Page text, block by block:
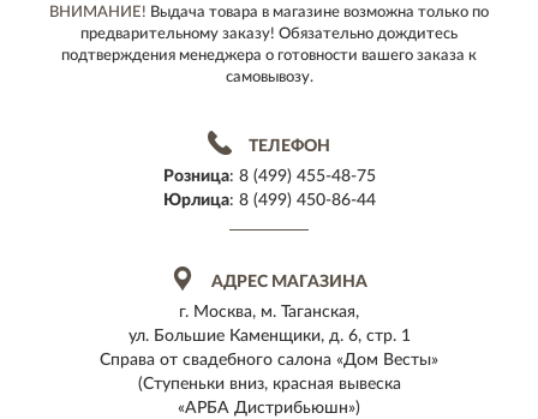
ВНИМАНИЕ! Выдача товара в магазине возможна только по
предварительному заказу! Обязательно дождитесь
подтверждения менеджера о готовности вашего заказа к
самовывозу.
ТЕЛЕФОН
Розница: 8 (499) 455-48-75
Юрлица: 8 (499) 450-86-44
АДРЕС МАГАЗИНА
г. Москва, м. Таганская,
ул. Большие Каменщики, д. 6, стр. 1
Справа от свадебного салона «Дом Весты»
(Ступеньки вниз, красная вывеска
«АРБА Дистрибьюшн»)